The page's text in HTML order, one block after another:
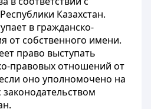
Казахстан.
в гражданско-
от собственного имени.
право выступать
правовых отношений от
оно уполномочено на
законодательством